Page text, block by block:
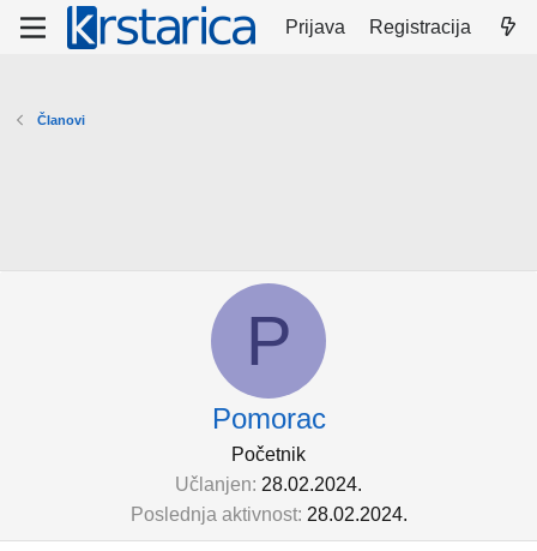
Prijava Registracija
Članovi
P
Pomorac
Početnik
Učlanjen 28.02.2024.
Poslednja aktivnost 28.02.2024.